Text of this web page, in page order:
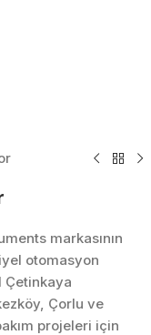
markasının
otomasyon
Çetinkaya
Çorlu ve
projeleri için